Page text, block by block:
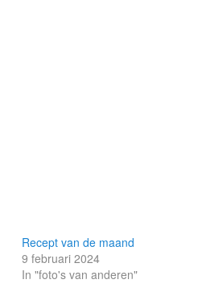
Recept van de maand
9 februari 2024
In "foto's van anderen"